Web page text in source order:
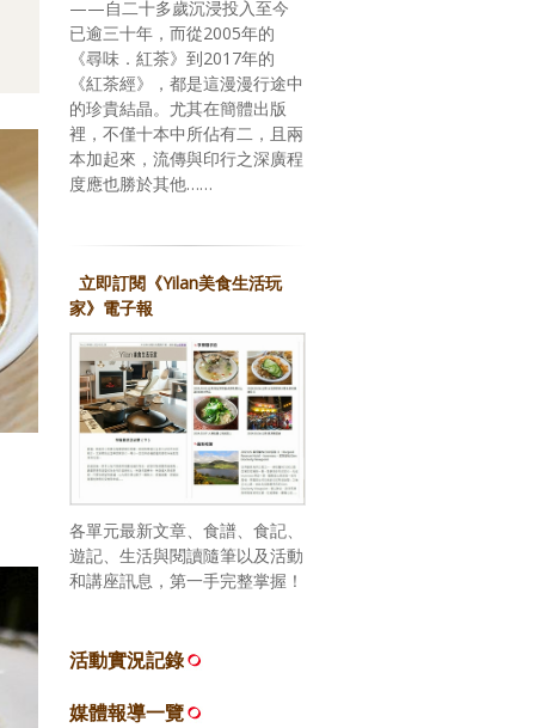
——自二十多歲沉浸投入至今
已逾三十年，而從2005年的
《尋味．紅茶》到2017年的
《紅茶經》，都是這漫漫行途中
的珍貴結晶。尤其在簡體出版
裡，不僅十本中所佔有二，且兩
本加起來，流傳與印行之深廣程
度應也勝於其他……
立即訂閱《Yilan美食生活玩
家》電子報
各單元最新文章、食譜、食記、
遊記、生活與閱讀隨筆以及活動
和講座訊息，第一手完整掌握！
活動實況記錄
媒體報導一覽